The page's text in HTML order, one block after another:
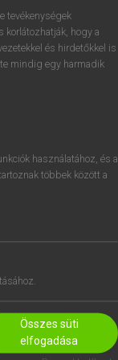
belépek.
tevékenységek
korlátozhatják, hogy a
és hirdetőkkel is
mindig egy harmadik
használatához, és a
többek között a
Összes süti
elfogadása